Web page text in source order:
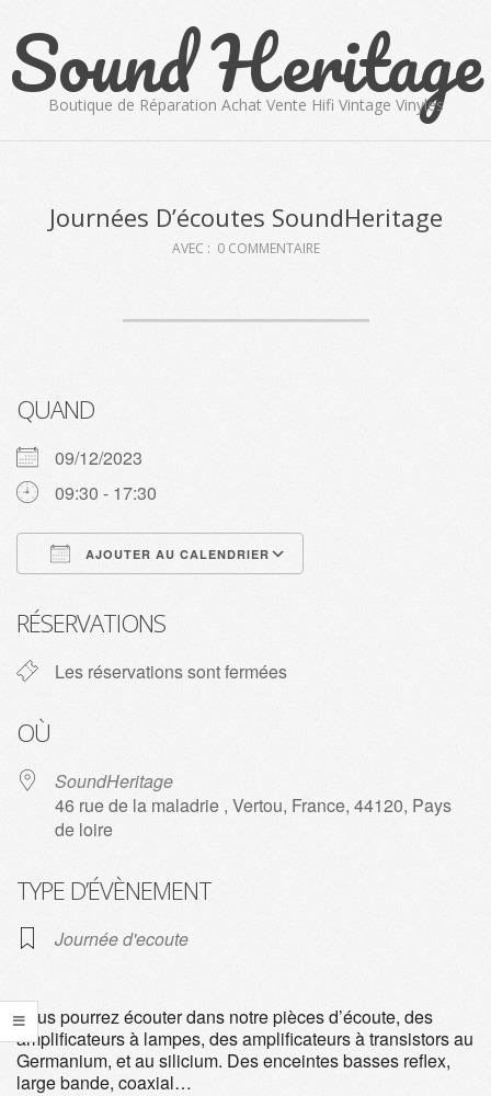
content
Sound Heritage
Boutique de Réparation Achat Vente Hifi Vintage Vinyles
Journées D’écoutes SoundHeritage
AVEC : 0 COMMENTAIRE
QUAND
09/12/2023
09:30 - 17:30
AJOUTER AU CALENDRIER
RÉSERVATIONS
Les réservations sont fermées
OÙ
SoundHeritage
46 rue de la maladrie , Vertou, France, 44120, Pays
de loire
TYPE D’ÉVÈNEMENT
Journée d'ecoute
Vous pourrez écouter dans notre pièces d’écoute, des
amplificateurs à lampes, des amplificateurs à transistors au
Germanium, et au silicium. Des enceintes basses reflex,
large bande, coaxial…